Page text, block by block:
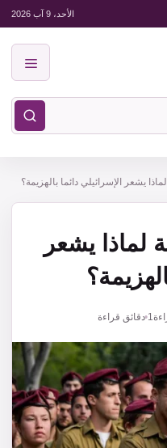
الأحد، 9 آب 2026
يشعر الإسرائيلي دائما بالهزيمة؟
لماذا يشعر
1 دقائق قراءة